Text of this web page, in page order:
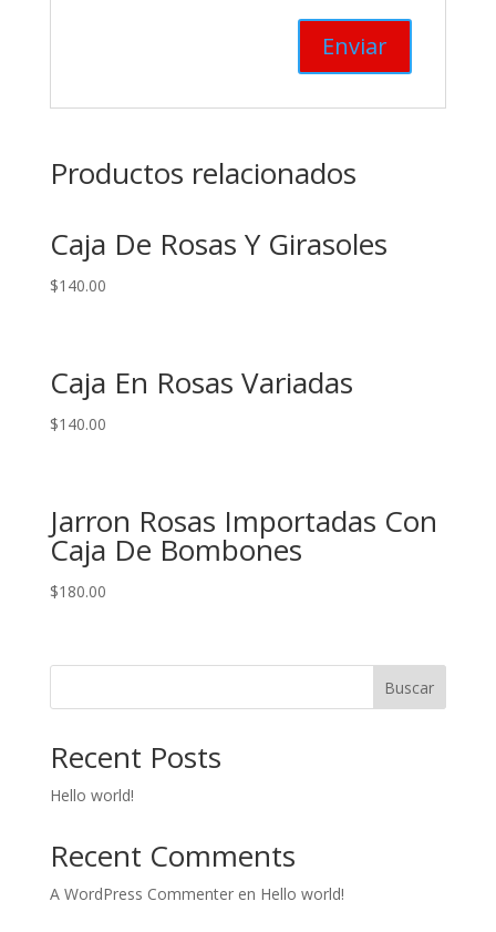
Productos relacionados
Caja De Rosas Y Girasoles
$140.00
Caja En Rosas Variadas
$140.00
Jarron Rosas Importadas Con
Caja De Bombones
$180.00
Buscar
Recent Posts
Hello world!
Recent Comments
A WordPress Commenteren Hello world!